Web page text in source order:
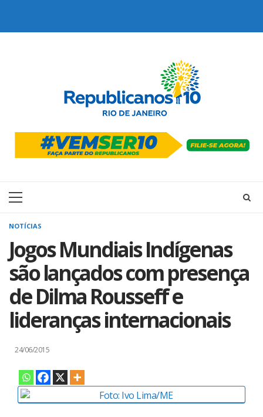
Primary
NOTÍCIAS
Jogos Mundiais Indígenas
são lançados com presença
de Dilma Rousseff e
lideranças internacionais
24/06/2015